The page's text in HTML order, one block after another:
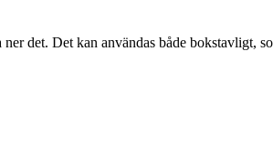
det. Det kan användas både bokstavligt,